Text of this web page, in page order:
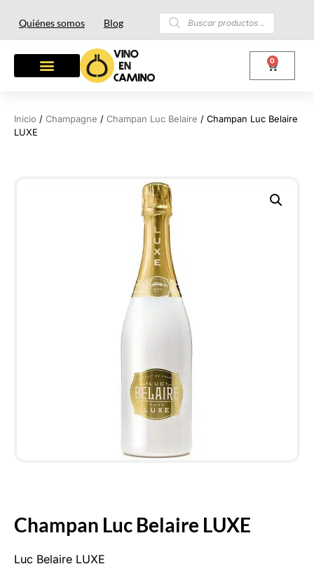
Quiénes somos Blog
0
Inicio / Champagne / Champan Luc Belaire / Champan Luc Belaire
LUXE
Champan Luc Belaire LUXE
Luc Belaire LUXE